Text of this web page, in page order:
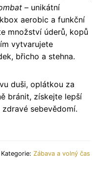
– unikátní
aerobic a funkční
množství úderů, kopů
vytvarujete
břicho a stehna.
duši, oplátkou za
bránit, získejte lepší
sebevědomí.
Kategorie: Zábava a volný čas